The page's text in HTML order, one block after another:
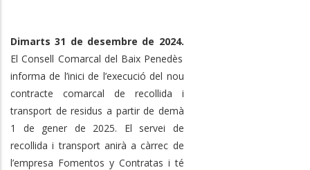
Dimarts 31 de desembre de 2024.
El Consell Comarcal del Baix Penedès
informa de l’inici de l’execució del nou
contracte comarcal de recollida i
transport de residus a partir de demà
1 de gener de 2025. El servei de
recollida i transport anirà a càrrec de
l’empresa Fomentos y Contratas i té